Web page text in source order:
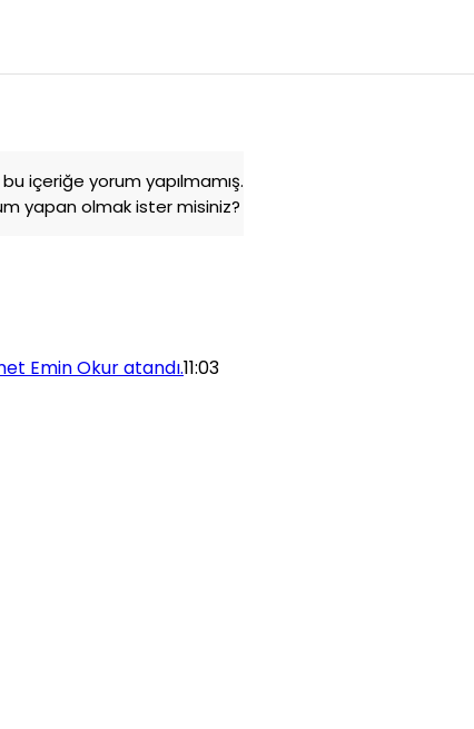
içeriğe yorum yapılmamış.
yapan olmak ister misiniz?
Emin Okur atandı.11:03